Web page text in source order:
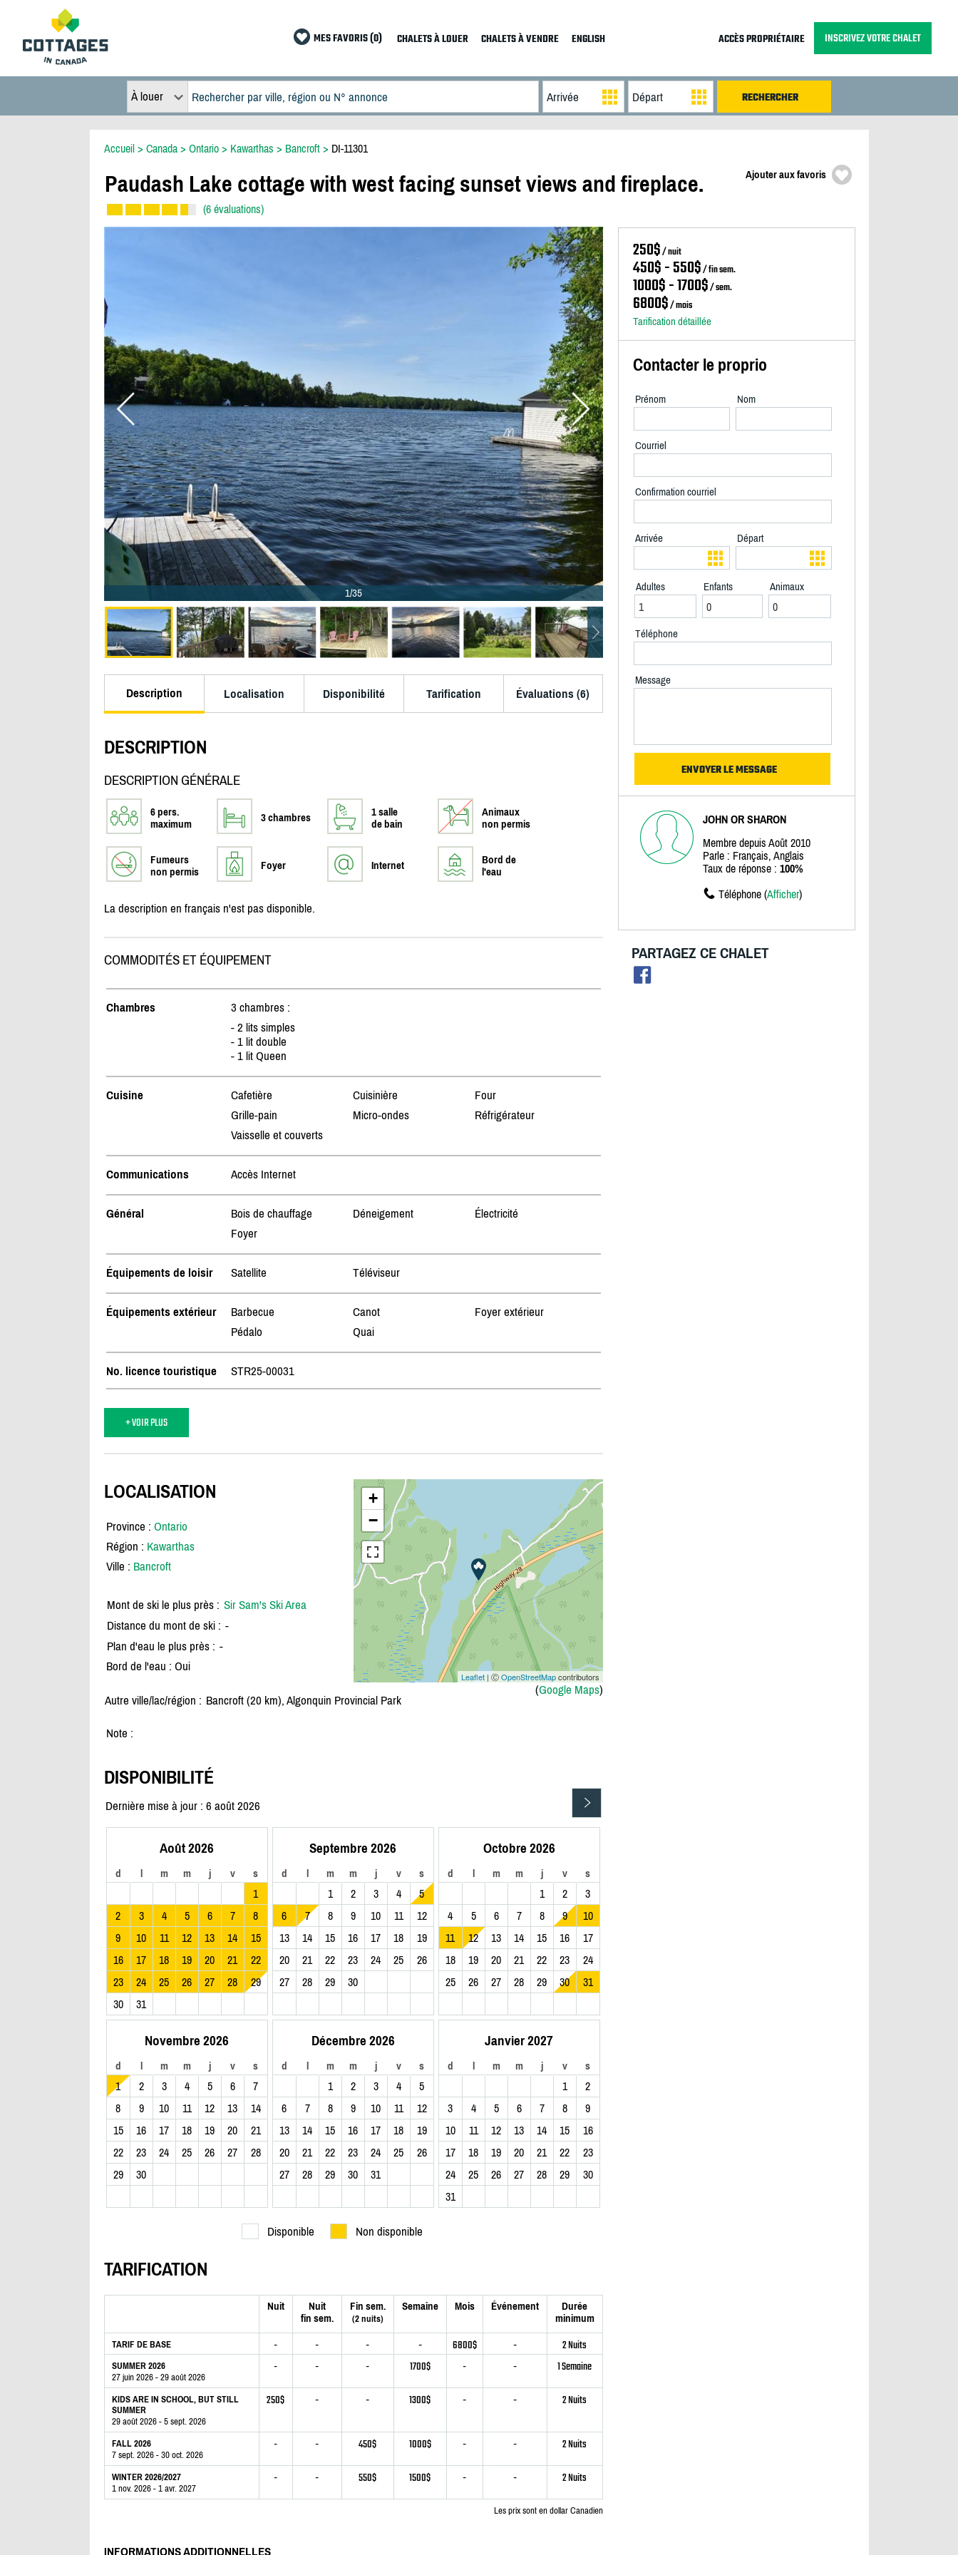
MES FAVORIS (0) CHALETS À LOUER CHALETS À VENDRE ENGLISH ACCÈS PROPRIÉTAIRE INSCRIVEZ VOTRE CHALET
À louer
Accueil> Canada> Ontario> Kawarthas > Bancroft> DI-11301
Paudash Lake cottage with west facing sunset views and fireplace.
(6 évaluations)
Ajouter aux favoris
1/35
Description Localisation Disponibilité Tarification Évaluations (6)
DESCRIPTION
DESCRIPTION GÉNÉRALE
6 pers.
maximum
3 chambres
1 salle
de bain
Animaux
non permis
Fumeurs
non permis
Foyer Internet
Bord de
l'eau
La description en français n'est pas disponible.
COMMODITÉS ET ÉQUIPEMENT
Chambres
3 chambres :
- 2 lits simples
- 1 lit double
- 1 lit Queen
Cuisine Cafetière Cuisinière
Four
Grille-pain
Micro-ondes
Réfrigérateur
Vaisselle et couverts
Communications Accès Internet
Général Bois de chauffage Déneigement
Électricité
Foyer
Équipements de loisir Satellite Téléviseur
Équipements extérieur Barbecue Canot
Foyer extérieur
Pédalo
Quai
No. licence touristique STR25-00031
+ VOIR PLUS
+
−
Leaflet| ⒸOpenStreetMapcontributors
(Google Maps)
LOCALISATION
Province : Ontario
Région : Kawarthas
Ville : Bancroft
Mont de ski le plus près : Sir Sam's Ski Area
Distance du mont de ski : -
Plan d'eau le plus près : -
Bord de l'eau : Oui
Autre ville/lac/région : Bancroft (20 km), Algonquin Provincial Park
Note :
DISPONIBILITÉ
Dernière mise à jour : 6 août 2026
Août 2026
d l m m j v s
1
2
3 4 5 6 7
8
9
10 11 12 13 14
15
16
17 18 19 20 21
22
23
24 25 26 27 28
29
30
31
Septembre 2026
d l m m j v s
1 2 3 4
5
6
7 8 9 10 11
12
13
14 15 16 17 18
19
20
21 22 23 24 25
26
27
28 29 30
Octobre 2026
d l m m j v s
1 2
3
4
5 6 7 8 9
10
11
12 13 14 15 16
17
18
19 20 21 22 23
24
25
26 27 28 29 30 31
Novembre 2026
d l m m j v s
1 2 3 4 5 6
7
8
9 10 11 12 13
14
15
16 17 18 19 20
21
22
23 24 25 26 27
28
29
30
Décembre 2026
d l m m j v s
1 2 3 4
5
6
7 8 9 10 11
12
13
14 15 16 17 18
19
20
21 22 23 24 25
26
27
28 29 30 31
Janvier 2027
d l m m j v s
1
2
3
4 5 6 7 8
9
10
11 12 13 14 15
16
17
18 19 20 21 22
23
24
25 26 27 28 29
30
31
Disponible Non disponible
TARIFICATION
Nuit
Nuit
fin sem.
Fin sem.
(2 nuits)
Semaine Mois Événement
Durée
minimum
TARIF DE BASE - - - - 6800$ - 2 Nuits
SUMMER 2026
27 juin 2026 - 29 août 2026
- - - 1700$ - - 1 Semaine
KIDS ARE IN SCHOOL, BUT STILL
SUMMER
29 août 2026 - 5 sept. 2026
250$ - - 1300$ - - 2 Nuits
FALL 2026
7 sept. 2026 - 30 oct. 2026
- - 450$ 1000$ - - 2 Nuits
WINTER 2026/2027
1 nov. 2026 - 1 avr. 2027
- - 550$ 1500$ - - 2 Nuits
Les prix sont en dollar Canadien
INFORMATIONS ADDITIONNELLES
250$/ nuit
450$ - 550$/ fin sem.
1000$ - 1700$/ sem.
6800$/ mois
Tarification détaillée
Contacter le proprio
Prénom Nom
Courriel
Confirmation courriel
Arrivée Départ
Adultes Enfants Animaux
Téléphone
Message
JOHN OR SHARON
Membre depuis Août 2010
Parle : Français, Anglais
Taux de réponse : 100%
Téléphone (Afficher)
PARTAGEZ CE CHALET